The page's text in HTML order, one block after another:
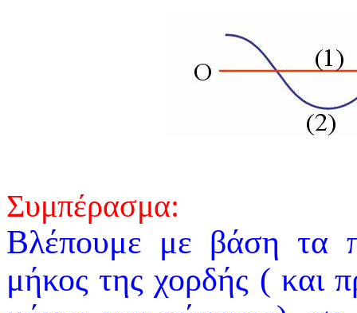
Συμπέρασμα:
Βλέπουμε με βάση τα
μήκος της χορδής ( και